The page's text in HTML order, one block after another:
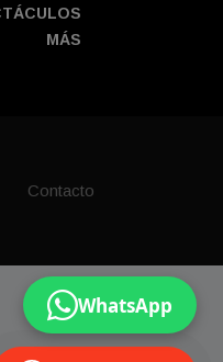
WhatsApp
MÁS
Contacto